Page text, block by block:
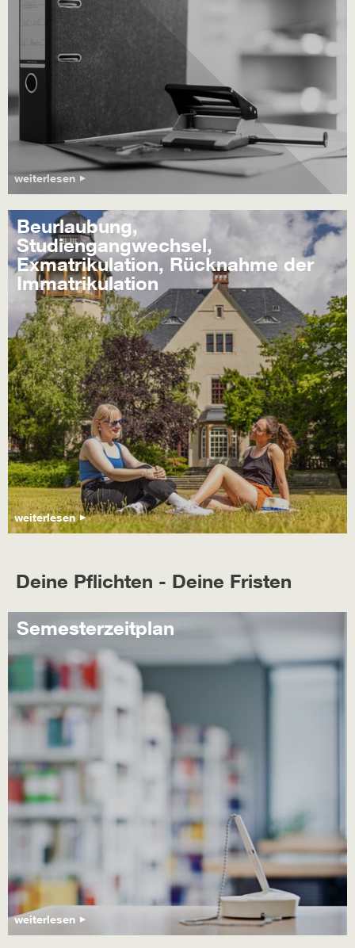
weiterlesen
Beurlaubung,
Studiengangwechsel,
Exmatrikulation, Rücknahme der
Immatrikulation
weiterlesen
Deine Pflichten - Deine Fristen
Semesterzeitplan
weiterlesen